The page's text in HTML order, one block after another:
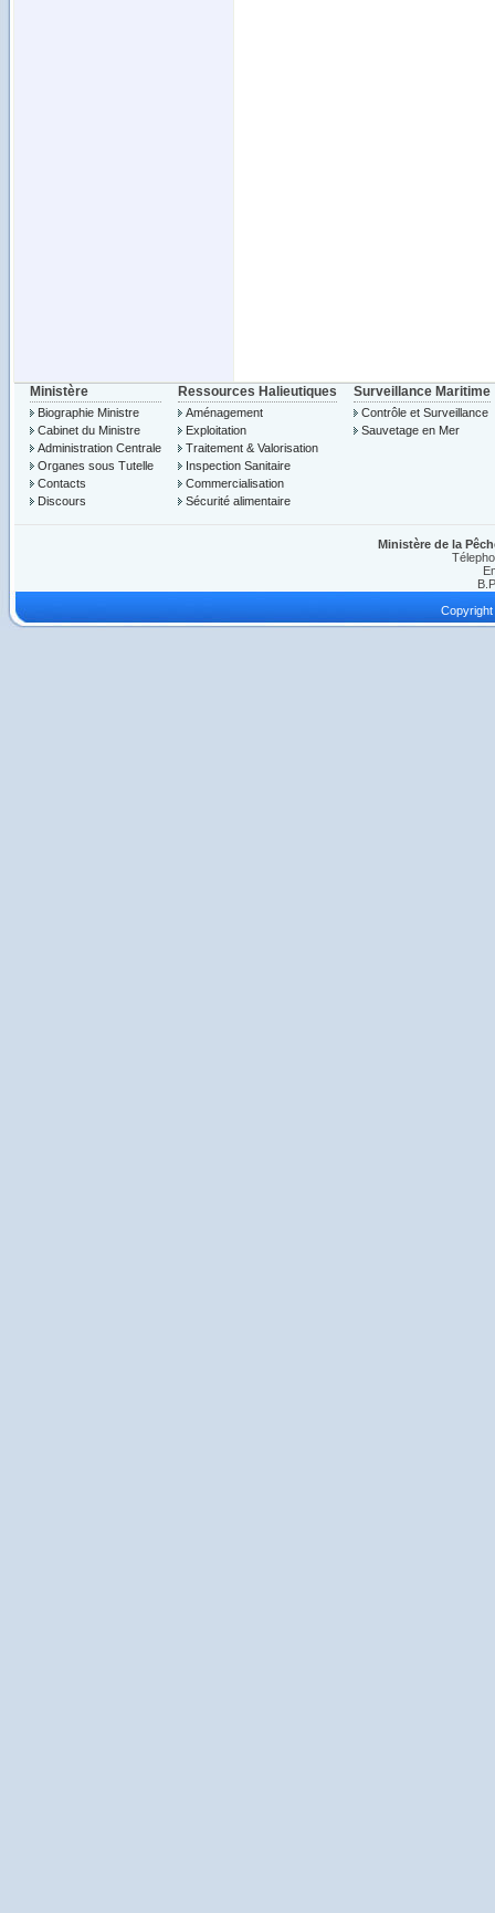
Ministère
Biographie Ministre
Cabinet du Ministre
Administration Centrale
Organes sous Tutelle
Contacts
Discours
Ressources Halieutiques
Aménagement
Exploitation
Traitement & Valorisation
Inspection Sanitaire
Commercialisation
Sécurité alimentaire
Surveillance Maritime
Contrôle et Surveillance
Sauvetage en Mer
Ministère de la